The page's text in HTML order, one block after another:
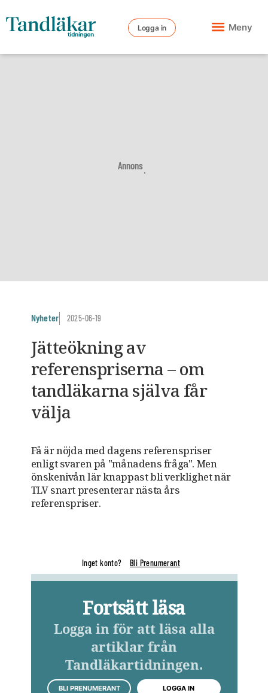
Logga in Meny
Annons
Nyheter 2025-06-19
Jätteökning av
referenspriserna – om
tandläkarna själva får
välja
Få är nöjda med dagens referenspriser
enligt svaren på "månadens fråga". Men
önskenivån lär knappast bli verklighet när
TLV snart presenterar nästa års
referenspriser.
Inget konto? Bli Prenumerant
Fortsätt läsa
Logga in för att läsa alla
artiklar från
Tandläkartidningen.
BLI PRENUMERANT LOGGA IN